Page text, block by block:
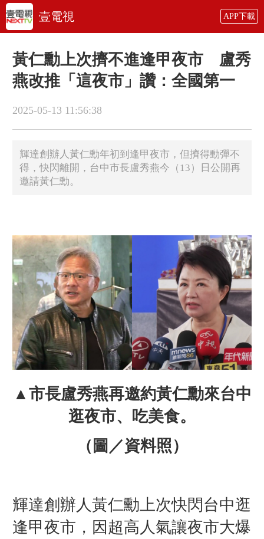
壹電視 APP下載
黃仁勳上次擠不進逢甲夜市 盧秀
燕改推「這夜市」讚：全國第一
2025-05-13 11:56:38
輝達創辦人黃仁勳年初到逢甲夜市，但擠得動彈不
得，快閃離開，台中市長盧秀燕今（13）日公開再
邀請黃仁勳。
▲ 市長盧秀燕再邀約黃仁勳來台中
逛夜市、吃美食。
（圖／資料照）
輝達創辦人黃仁勳上次快閃台中逛
逢甲夜市，因超高人氣讓夜市大爆